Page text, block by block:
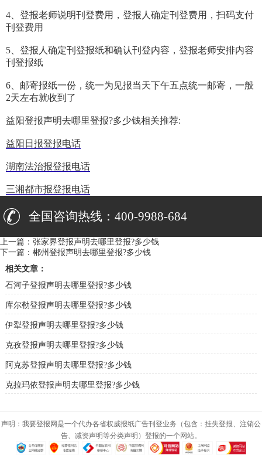
4、登报老师说明刊登费用，登报人确定刊登费用，扫码支付
刊登费用
5、登报人确定刊登报纸和确认刊登内容，登报老师安排内容
刊登报纸
6、邮寄报纸一份，统一为见报当天下午五点统一邮寄，一般
2天左右就收到了
益阳登报声明去哪里登报?多少钱相关推荐:
益阳日报登报电话
湖南法治报登报电话
三湘都市报登报电话
全国咨询热线：400-9988-684
上一篇： 张家界登报声明去哪里登报?多少钱
下一篇： 郴州登报声明去哪里登报?多少钱
相关文章：
石河子登报声明去哪里登报?多少钱
库尔勒登报声明去哪里登报?多少钱
伊犁登报声明去哪里登报?多少钱
克孜登报声明去哪里登报?多少钱
阿克苏登报声明去哪里登报?多少钱
克拉玛依登报声明去哪里登报?多少钱
声明：我要登报网是一个代办各省权威报纸广告刊登业务（包含：挂失登报、注销公
告、减资声明等分类声明）登报的一个网站。